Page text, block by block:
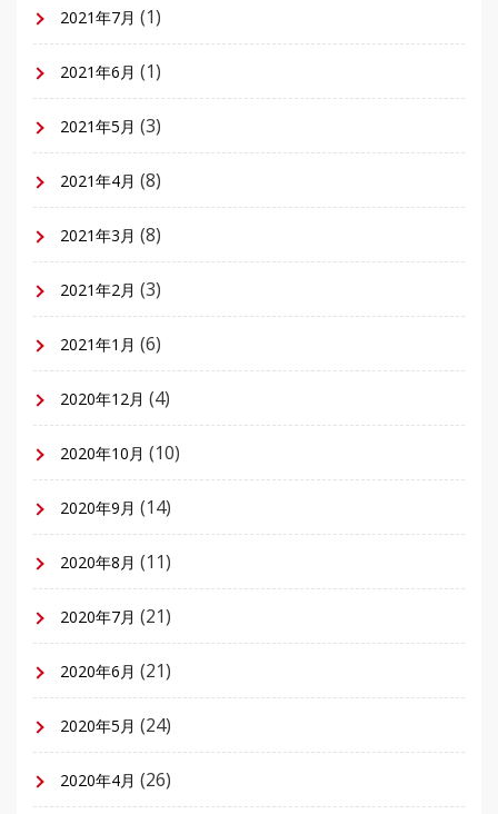
2021年7月 (1)
2021年6月 (1)
2021年5月 (3)
2021年4月 (8)
2021年3月 (8)
2021年2月 (3)
2021年1月 (6)
2020年12月 (4)
2020年10月 (10)
2020年9月 (14)
2020年8月 (11)
2020年7月 (21)
2020年6月 (21)
2020年5月 (24)
2020年4月 (26)